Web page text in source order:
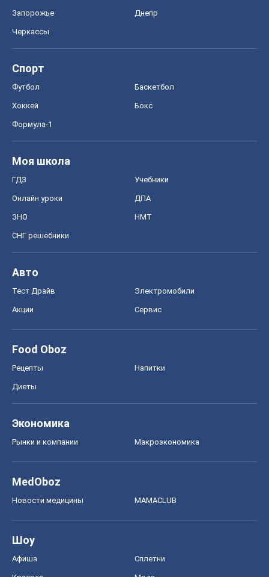
Запорожье Днепр
Черкассы
Спорт
Футбол Баскетбол
Хоккей Бокс
Формула-1
Моя школа
ГДЗ Учебники
Онлайн уроки ДПА
ЗНО НМТ
СНГ решебники
Авто
Тест Драйв Электромобили
Акции Сервис
Food Oboz
Рецепты Напитки
Диеты
Экономика
Рынки и компании Mакроэкономика
MedOboz
Новости медицины MAMACLUB
Шоу
Афиша Сплетни